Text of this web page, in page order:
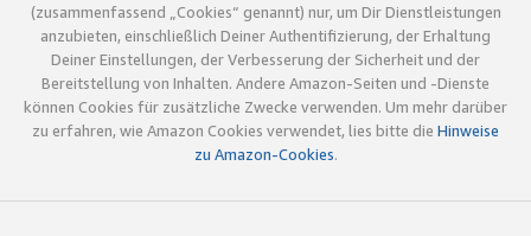
(zusammenfassend „Cookies“ genannt) nur, um Dir Dienstleistungen
anzubieten, einschließlich Deiner Authentifizierung, der Erhaltung
Deiner Einstellungen, der Verbesserung der Sicherheit und der
Bereitstellung von Inhalten. Andere Amazon-Seiten und -Dienste
können Cookies für zusätzliche Zwecke verwenden. Um mehr darüber
zu erfahren, wie Amazon Cookies verwendet, lies bitte die Hinweise
zu Amazon-Cookies.